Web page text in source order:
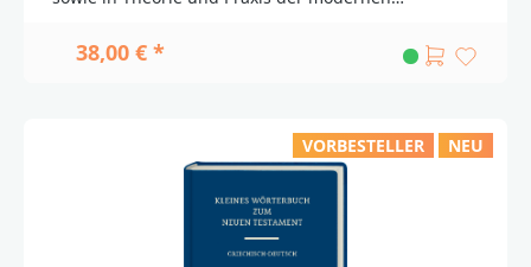
Stuttgartproduktsicherheit@dbg.de
____________Bei Fragen zur Produktsicherheit wenden
Sie sich bitte an:Deutsche BibelgesellschaftBalinger
38,00 € *
VORBESTELLER NEU